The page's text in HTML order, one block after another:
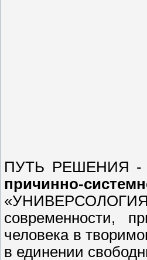
ПУТЬ РЕШЕНИЯ -
причинно-
«УНИВЕРСОЛОГИЯ»,
современности,
человека в
в единении